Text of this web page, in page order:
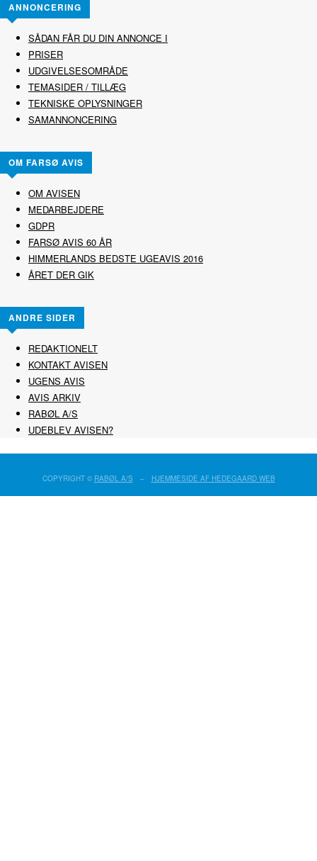
ANNONCERING
SÅDAN FÅR DU DIN ANNONCE I
PRISER
UDGIVELSESOMRÅDE
TEMASIDER / TILLÆG
TEKNISKE OPLYSNINGER
SAMANNONCERING
OM FARSØ AVIS
OM AVISEN
MEDARBEJDERE
GDPR
FARSØ AVIS 60 ÅR
HIMMERLANDS BEDSTE UGEAVIS 2016
ÅRET DER GIK
ANDRE SIDER
REDAKTIONELT
KONTAKT AVISEN
UGENS AVIS
AVIS ARKIV
RABØL A/S
UDEBLEV AVISEN?
COPYRIGHT © RABØL A/S – HJEMMESIDE AF HEDEGAARD WEB